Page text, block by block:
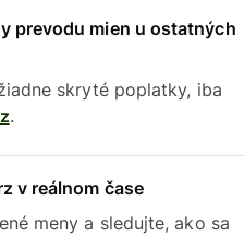
prevodu mien u ostatných
skryté poplatky, iba
.
v reálnom čase
meny a sledujte, ako sa